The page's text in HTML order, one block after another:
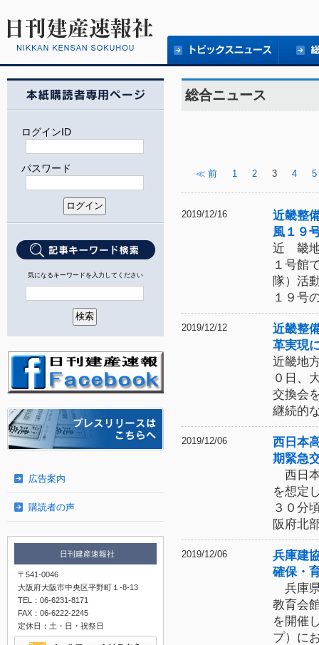
ログインID
パスワード
気になるキーワードを入力してください
広告案内
購読者の声
日刊建産速報社
〒541-0046
大阪府大阪市中央区平野町１-8-13
TEL：06-6231-8171
FAX：06-6222-2245
定休日：土・日・祝祭日
総合ニュース
≪ 前 1 2 3 4 5
2019/12/16
近畿整
風１９
近 畿地
１号館
隊）活
１９号
2019/12/12
近畿整
革実現
近畿地
０日、
交換会
継続的
2019/12/06
西日本
期緊急
西日
を想定
３０分
阪府北
2019/12/06
兵庫建
確保・
兵庫
教育会
を開催
プ）に